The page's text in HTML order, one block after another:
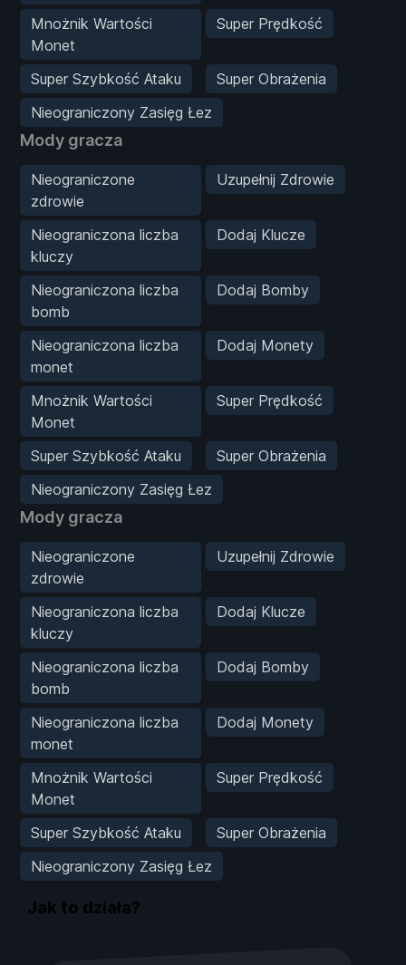
Mnożnik Wartości
Monet
Super Prędkość
Super Szybkość Ataku
Super Obrażenia
Nieograniczony Zasięg Łez
Mody gracza
Nieograniczone
zdrowie
Uzupełnij Zdrowie
Nieograniczona liczba
kluczy
Dodaj Klucze
Nieograniczona liczba
bomb
Dodaj Bomby
Nieograniczona liczba
monet
Dodaj Monety
Mnożnik Wartości
Monet
Super Prędkość
Super Szybkość Ataku
Super Obrażenia
Nieograniczony Zasięg Łez
Mody gracza
Nieograniczone
zdrowie
Uzupełnij Zdrowie
Nieograniczona liczba
kluczy
Dodaj Klucze
Nieograniczona liczba
bomb
Dodaj Bomby
Nieograniczona liczba
monet
Dodaj Monety
Mnożnik Wartości
Monet
Super Prędkość
Super Szybkość Ataku
Super Obrażenia
Nieograniczony Zasięg Łez
Jak to działa?